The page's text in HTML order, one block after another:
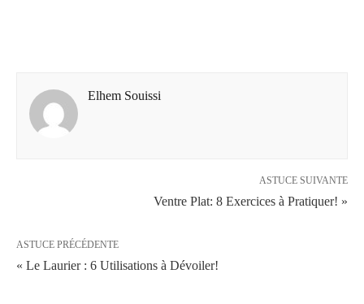
Elhem Souissi
ASTUCE SUIVANTE
Ventre Plat: 8 Exercices à Pratiquer! »
ASTUCE PRÉCÉDENTE
« Le Laurier : 6 Utilisations à Dévoiler!